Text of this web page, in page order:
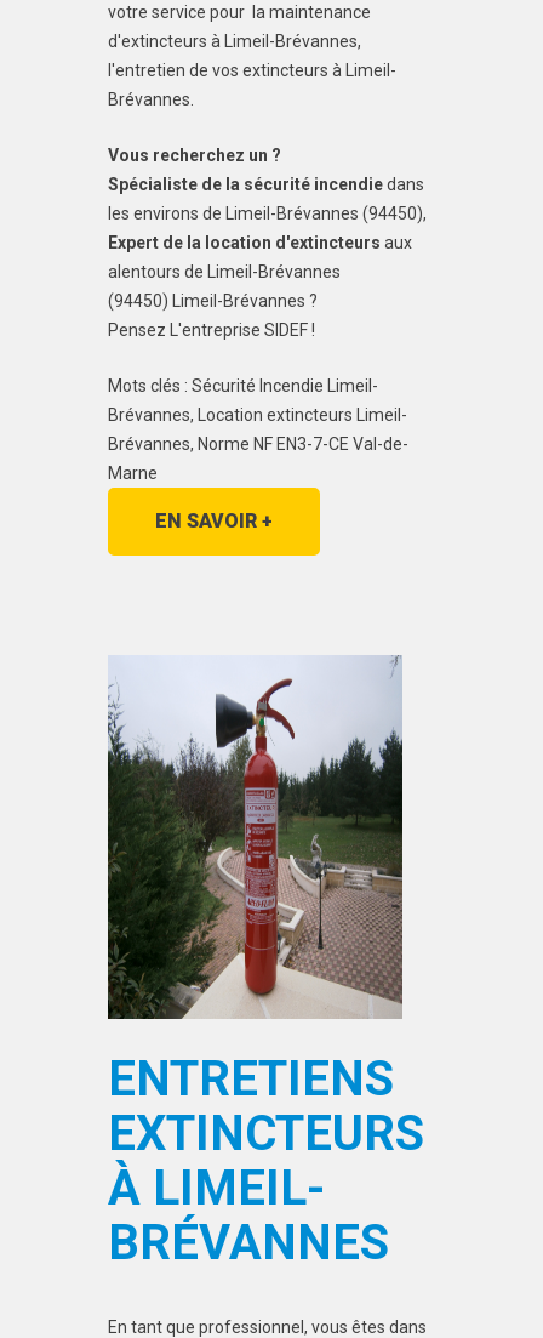
votre service pour la maintenance
d'extincteurs à Limeil-Brévannes,
l'entretien de vos extincteurs à Limeil-
Brévannes.
Vous recherchez un ?
Spécialiste de la sécurité incendiedans
les environs de Limeil-Brévannes (94450),
Expert de la location d'extincteurs aux
alentours de Limeil-Brévannes
(94450) Limeil-Brévannes ?
Pensez L'entreprise SIDEF !
Mots clés : Sécurité Incendie Limeil-
Brévannes, Location extincteurs Limeil-
Brévannes, Norme NF EN3-7-CE Val-de-
Marne
EN SAVOIR +
ENTRETIENS
EXTINCTEURS
À LIMEIL-
BRÉVANNES
En tant que professionnel, vous êtes dans